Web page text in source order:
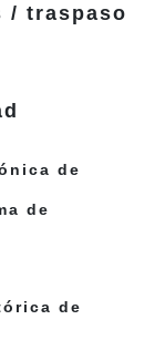
/ traspaso
de
de
de